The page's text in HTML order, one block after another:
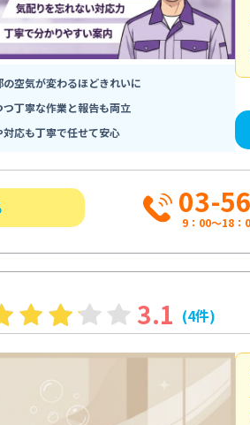
空気が変わるほどきれいに
丁寧な作業と報告も両立
応も丁寧で任せて安心
03-
9：00～18
3.1 (4件)